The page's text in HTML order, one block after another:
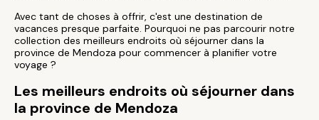
Avec tant de choses à offrir, c'est une destination de
vacances presque parfaite. Pourquoi ne pas parcourir notre
collection des meilleurs endroits où séjourner dans la
province de Mendoza pour commencer à planifier votre
voyage ?
Les meilleurs endroits où séjourner dans
la province de Mendoza